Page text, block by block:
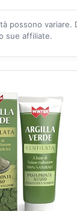
possono variare.
sue affiliate.